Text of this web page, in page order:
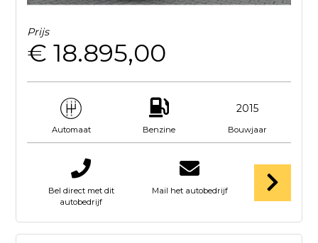
Prijs
€ 18.895,00
Automaat Benzine
2015
Bouwjaar
Bel direct met dit
autobedrijf
Mail het autobedrijf